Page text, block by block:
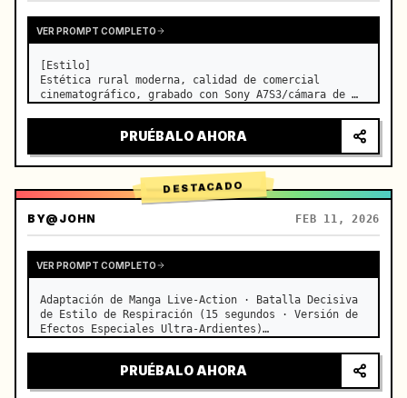
VER PROMPT COMPLETO
[Estilo]
Estética rural moderna, calidad de comercial
cinematográfico, grabado con Sony A7S3/cámara de
iluminación natural transparente, ASMR curativo,
sin sensación de drama de época.
[Escena]
Una cocina de granja mod…
PRUÉBALO AHORA
DESTACADO
BY@JOHN FEB 11, 2026
VER PROMPT COMPLETO
Adaptación de Manga Live-Action · Batalla Decisiva
de Estilo de Respiración (15 segundos · Versión de
Efectos Especiales Ultra-Ardientes)
de Agua Azul) VS Respiración de Trueno (Relámpago
Dorado), duelo de veloc…
PRUÉBALO AHORA